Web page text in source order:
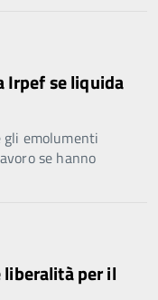
Irpef se liquida
gli emolumenti
se hanno
liberalità per il